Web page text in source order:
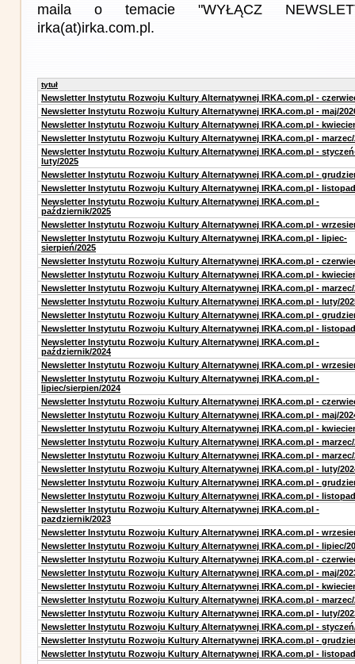
maila o temacie "WYŁĄCZ
irka(at)irka.com.pl.
tytuł
Newsletter Instytutu Rozwoju Kultury Alternatywnej IRKA.com.pl -
Newsletter Instytutu Rozwoju Kultury Alternatywnej IRKA.com.pl - maj/
Newsletter Instytutu Rozwoju Kultury Alternatywnej IRKA.com.pl -
Newsletter Instytutu Rozwoju Kultury Alternatywnej IRKA.com.pl - marzec/
Newsletter Instytutu Rozwoju Kultury Alternatywnej IRKA.com.pl -
luty/2025
Newsletter Instytutu Rozwoju Kultury Alternatywnej IRKA.com.pl -
Newsletter Instytutu Rozwoju Kultury Alternatywnej IRKA.com.pl -
Newsletter Instytutu Rozwoju Kultury Alternatywnej IRKA.com.pl -
październik/2025
Newsletter Instytutu Rozwoju Kultury Alternatywnej IRKA.com.pl -
Newsletter Instytutu Rozwoju Kultury Alternatywnej IRKA.com.pl - lipiec-
sierpień/2025
Newsletter Instytutu Rozwoju Kultury Alternatywnej IRKA.com.pl -
Newsletter Instytutu Rozwoju Kultury Alternatywnej IRKA.com.pl -
Newsletter Instytutu Rozwoju Kultury Alternatywnej IRKA.com.pl - marzec/
Newsletter Instytutu Rozwoju Kultury Alternatywnej IRKA.com.pl - luty/
Newsletter Instytutu Rozwoju Kultury Alternatywnej IRKA.com.pl -
Newsletter Instytutu Rozwoju Kultury Alternatywnej IRKA.com.pl -
Newsletter Instytutu Rozwoju Kultury Alternatywnej IRKA.com.pl -
październik/2024
Newsletter Instytutu Rozwoju Kultury Alternatywnej IRKA.com.pl -
Newsletter Instytutu Rozwoju Kultury Alternatywnej IRKA.com.pl -
lipiec/sierpien/2024
Newsletter Instytutu Rozwoju Kultury Alternatywnej IRKA.com.pl -
Newsletter Instytutu Rozwoju Kultury Alternatywnej IRKA.com.pl - maj/
Newsletter Instytutu Rozwoju Kultury Alternatywnej IRKA.com.pl -
Newsletter Instytutu Rozwoju Kultury Alternatywnej IRKA.com.pl - marzec/
Newsletter Instytutu Rozwoju Kultury Alternatywnej IRKA.com.pl - marzec/
Newsletter Instytutu Rozwoju Kultury Alternatywnej IRKA.com.pl - luty/
Newsletter Instytutu Rozwoju Kultury Alternatywnej IRKA.com.pl -
Newsletter Instytutu Rozwoju Kultury Alternatywnej IRKA.com.pl -
Newsletter Instytutu Rozwoju Kultury Alternatywnej IRKA.com.pl -
pazdziernik/2023
Newsletter Instytutu Rozwoju Kultury Alternatywnej IRKA.com.pl -
Newsletter Instytutu Rozwoju Kultury Alternatywnej IRKA.com.pl - lipiec/
Newsletter Instytutu Rozwoju Kultury Alternatywnej IRKA.com.pl -
Newsletter Instytutu Rozwoju Kultury Alternatywnej IRKA.com.pl - maj/
Newsletter Instytutu Rozwoju Kultury Alternatywnej IRKA.com.pl -
Newsletter Instytutu Rozwoju Kultury Alternatywnej IRKA.com.pl - marzec/
Newsletter Instytutu Rozwoju Kultury Alternatywnej IRKA.com.pl - luty/
Newsletter Instytutu Rozwoju Kultury Alternatywnej IRKA.com.pl -
Newsletter Instytutu Rozwoju Kultury Alternatywnej IRKA.com.pl -
Newsletter Instytutu Rozwoju Kultury Alternatywnej IRKA.com.pl -